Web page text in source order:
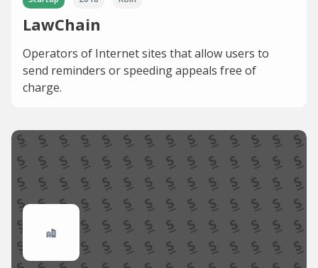
LawChain
Operators of Internet sites that allow users to
send reminders or speeding appeals free of
charge.